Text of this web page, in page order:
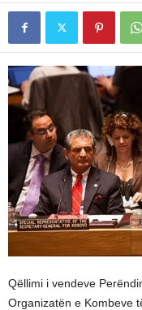
Qëllimi i vendeve
Organizatën e Kombeve